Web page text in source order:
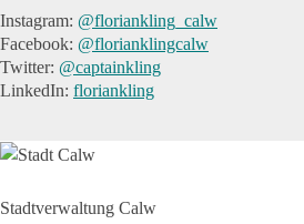
Instagram: @floriankling_calw
Facebook: @florianklingcalw
Twitter: @captainkling
LinkedIn: floriankling
Stadtverwaltung Calw